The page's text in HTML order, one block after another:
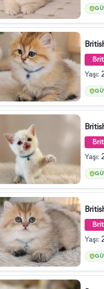
Yaşı:
Yaşı:
Yaşı: